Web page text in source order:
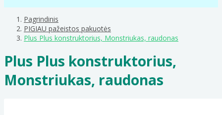
Pagrindinis
PIGIAU pažeistos pakuotės
Plus Plus konstruktorius, Monstriukas, raudonas
Plus Plus konstruktorius,
Monstriukas, raudonas